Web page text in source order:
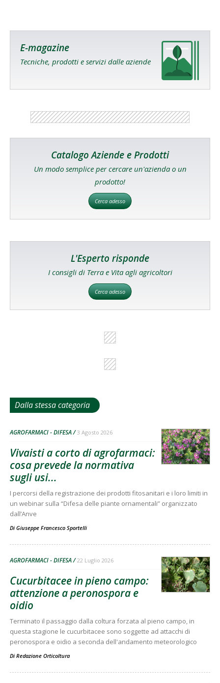
E-magazine
Tecniche, prodotti e servizi dalle aziende
Catalogo Aziende e Prodotti
Un modo semplice per cercare un'azienda o un
prodotto!
Cerca adesso
L'Esperto risponde
I consigli di Terra e Vita agli agricoltori
Cerca adesso
Dalla stessa categoria
AGROFARMACI - DIFESA 3 Agosto 2026
Vivaisti a corto di agrofarmaci:
cosa prevede la normativa
sugli usi...
I percorsi della registrazione dei prodotti fitosanitari e i loro limiti in
un webinar sulla “Difesa delle piante ornamentali” organizzato
dall’Anve
Di Giuseppe Francesco Sportelli
AGROFARMACI - DIFESA 22 Luglio 2026
Cucurbitacee in pieno campo:
attenzione a peronospora e
oidio
Terminato il passaggio dalla coltura forzata al pieno campo, in
questa stagione le cucurbitacee sono soggette ad attacchi di
peronospora e oidio a seconda dell'andamento meteorologico
Di Redazione Orticoltura